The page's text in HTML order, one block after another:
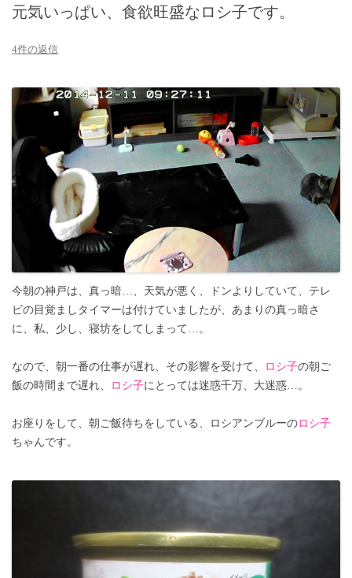
元気いっぱい、食欲旺盛なロシ子です。
4件の返信
今朝の神戸は、真っ暗…、天気が悪く、ドンよりしていて、テレ
ビの目覚ましタイマーは付けていましたが、あまりの真っ暗さ
に、私、少し、寝坊をしてしまって…。
なので、朝一番の仕事が遅れ、その影響を受けて、 ロシ子の朝ご
飯の時間まで遅れ、
ロシ子にとっては迷惑千万、大迷惑…。
お座りをして、朝ご飯待ちをしている、ロシアンブルーのロシ子
ちゃんです。